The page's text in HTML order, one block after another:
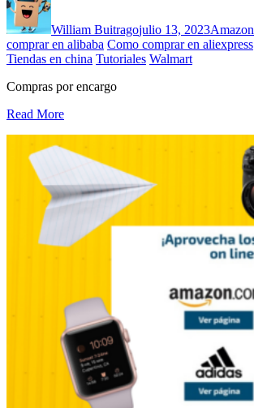
William Buitragojulio 13, 2023Amazon
comprar en alibaba Como comprar en aliexpress
Tiendas en china Tutoriales Walmart
Compras por encargo
Read More